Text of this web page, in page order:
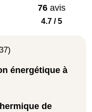
76avis
4.7 / 5
énergétique à
de